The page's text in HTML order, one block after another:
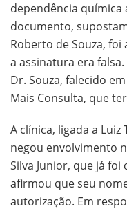
dependência química
documento,
Roberto de Souza,
a assinatura era
Dr. Souza, falecido
Mais Consulta, que
A clínica, ligada a
negou envolvimento
Silva Junior, que já
afirmou que seu
autorização. Em